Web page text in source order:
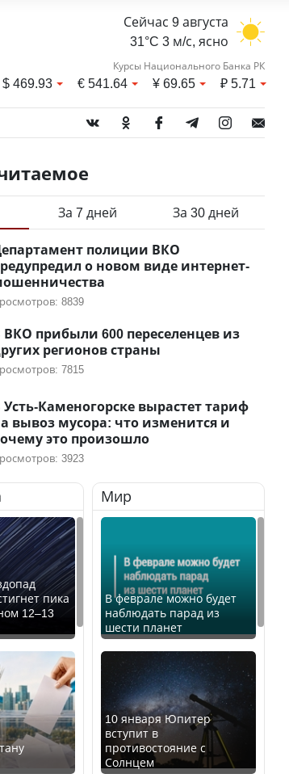
Сейчас 9 августа
31°C 3 м/с, ясно
Курсы Национального Банка РК
$469.93 €541.64 ¥69.65 ₽5.71
За 7 дней За 30 дней
полиции ВКО
о новом виде интернет-
8839
ВКО прибыли 600 переселенцев из
регионов страны
7815
Усть-Каменогорске вырастет тариф
вывоз мусора: что изменится и
это произошло
3923
пика
12–13
Мир
В феврале можно будет
наблюдать парад из
шести планет
10 января Юпитер
вступит в
противостояние с
Солнцем